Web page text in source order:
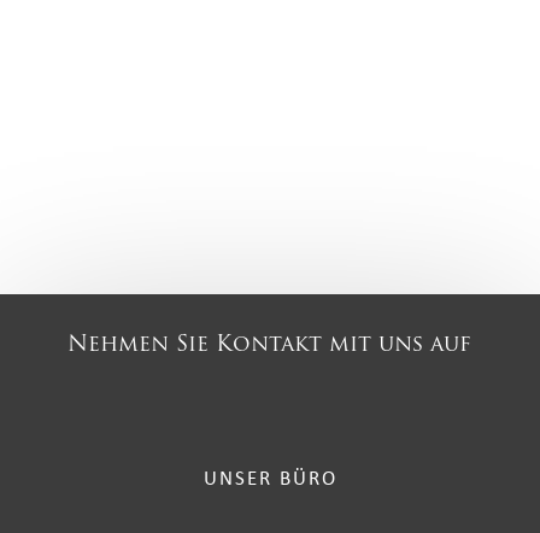
Nehmen Sie Kontakt mit uns auf
UNSER BÜRO